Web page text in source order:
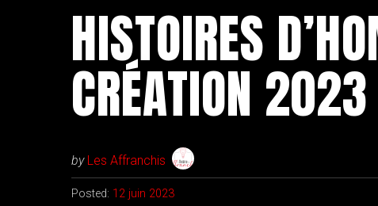
HISTOIRES
CRÉATION 2023
by Les Affranchis
Posted: 12 juin 2023